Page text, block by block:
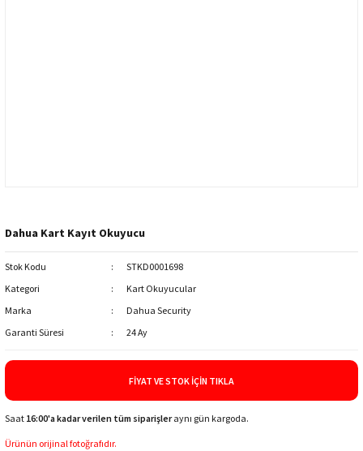
Dahua Kart Kayıt Okuyucu
Stok Kodu
STKD0001698
Kategori
Kart Okuyucular
Marka
Dahua Security
Garanti Süresi
24 Ay
FIYAT VE STOK İÇIN TIKLA
Saat 16:00'a kadar verilen tüm siparişleraynı gün kargoda.
Ürünün orijinal fotoğrafıdır.